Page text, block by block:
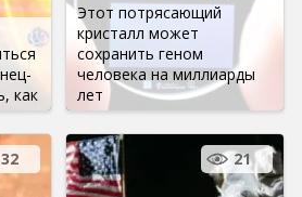
как
Этот потрясающий
кристалл может
сохранить геном
человека на миллиарды
лет
21